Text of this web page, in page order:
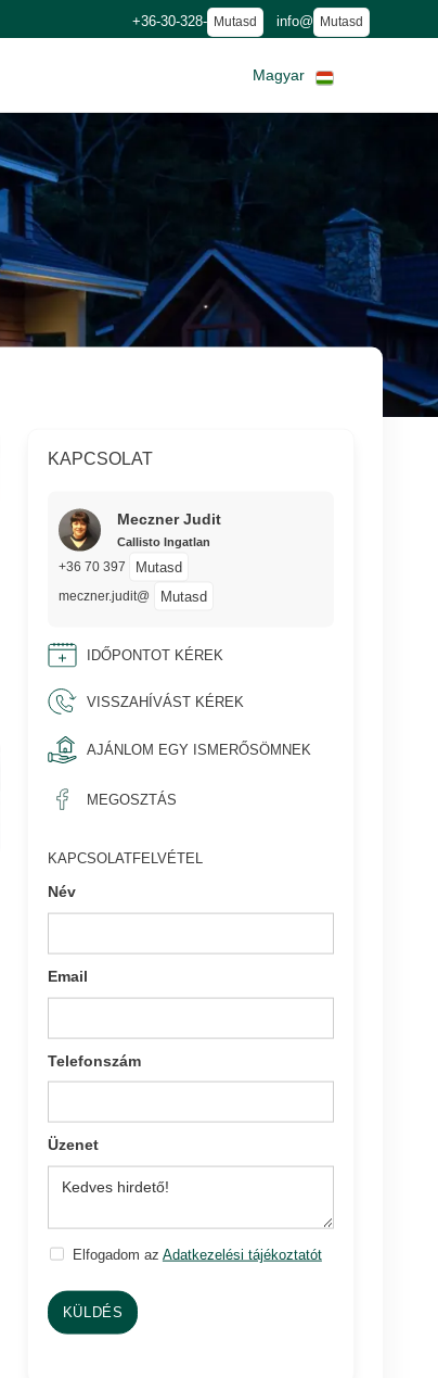
+36-30-328- Mutasd info@ Mutasd
Magyar
KAPCSOLAT
Meczner Judit
Callisto Ingatlan
+36 70 397 Mutasd
meczner.judit@ Mutasd
IDŐPONTOT KÉREK
VISSZAHÍVÁST KÉREK
AJÁNLOM EGY ISMERŐSÖMNEK
MEGOSZTÁS
KAPCSOLATFELVÉTEL
Név
Email
Telefonszám
Üzenet
Elfogadom az Adatkezelési tájékoztatót
KÜLDÉS